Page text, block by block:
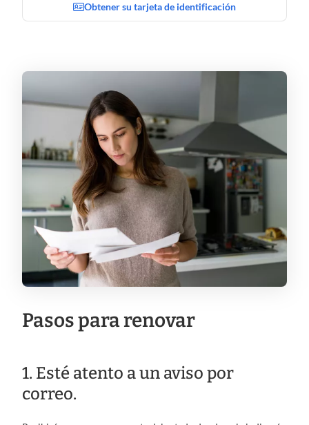
Obtener su tarjeta de identificación
Pasos para renovar
1. Esté atento a un aviso por
correo.